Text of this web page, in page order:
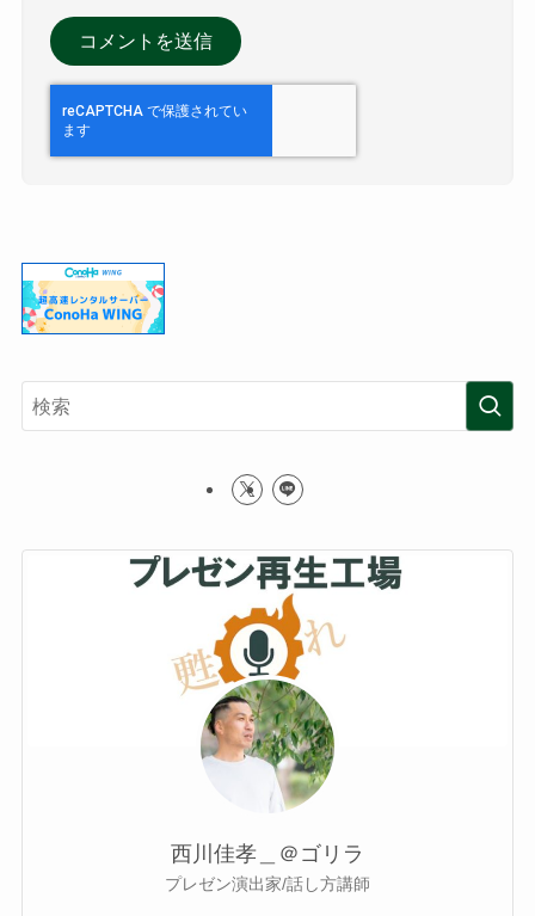
西川佳孝＿＠ゴリラ
プレゼン演出家/話し方講師